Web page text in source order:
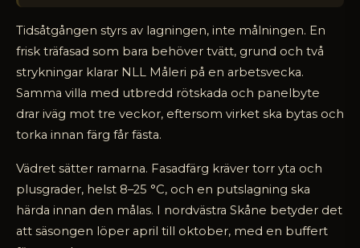
Tidsåtgången styrs av lagningen, inte målningen. En
frisk träfasad som bara behöver tvätt, grund och två
strykningar klarar NLL Måleri på en arbetsvecka.
Samma villa med utbredd rötskada och panelbyte
drar iväg mot tre veckor, eftersom virket ska bytas och
torka innan färg får fästa.
Vädret sätter ramarna. Fasadfärg kräver torr yta och
plusgrader, helst 8–25 °C, och en putslagning ska
härda innan den målas. I nordvästra Skåne betyder det
att säsongen löper april till oktober, med en buffert